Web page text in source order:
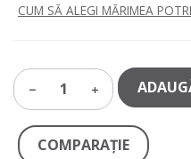
CUM SĂ ALEGI MĂRIMEA
1
COMPARAŢIE